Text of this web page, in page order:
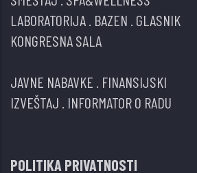
LABORATORIJA BAZEN GLASNIK
KONGRESNA SALA
JAVNE NABAVKE FINANSIJSKI
IZVEŠTAJ INFORMATOR O RADU
POLITIKA PRIVATNOSTI